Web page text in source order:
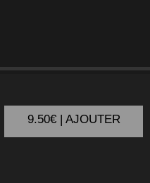
ENFANTCHEESE
9.50€ | AJOUTER